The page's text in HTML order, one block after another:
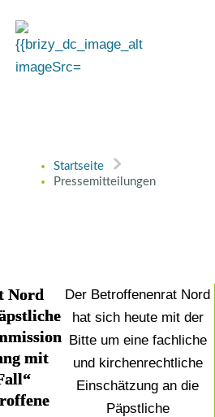
Startseite
Pressemitteilungen
Nord
mit
Der Betroffenenrat Nord
hat sich heute mit der
Bitte um eine fachliche
und kirchenrechtliche
Einschätzung an die
Päpstliche